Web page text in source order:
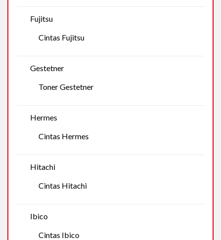
Fujitsu
Cintas Fujitsu
Gestetner
Toner Gestetner
Hermes
Cintas Hermes
Hitachi
Cintas Hitachi
Ibico
Cintas Ibico